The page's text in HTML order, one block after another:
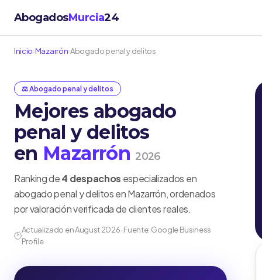
AbogadosMurcia24
Inicio›Mazarrón›Abogado penal y delitos
⚖️ Abogado penal y delitos
Mejores abogado
penal y delitos
en Mazarrón 2026
Ranking de4 despachos especializados en
abogado penal y delitos en Mazarrón, ordenados
por valoración verificada de clientes reales.
🕐
Actualizado en August 2026 · Fuente: Google Business
Profile